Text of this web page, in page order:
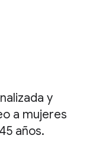
y
a mujeres
años.